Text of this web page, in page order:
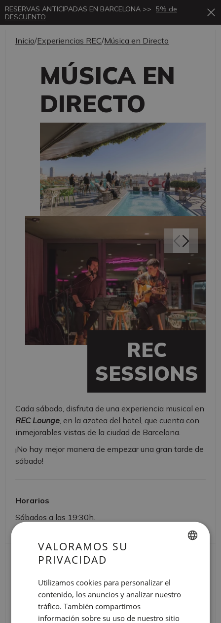
RESERVAS ANTICIPADAS EN BARCELONA >> 5% de
DESCUENTO
Inicio/Experiencias REC/Música en Directo
REC
SESSIONS
Cada sábado, disfruta de una experiencia musical en
REC Lounge, en la azotea del hotel, que cuenta con
inmejorables vistas de la ciudad de Barcelona.
¡No hay mejor manera de empezar una gran tarde de
sábado!
Horarios
Sábados a las 19:30h.
MÚSICA EN
DIRECTO
OTRAS
EXPERIENCIAS
CATALAN
VALORAMOS SU
PRIVACIDAD
Utilizamos cookies para personalizar el
contenido, los anuncios y analizar nuestro
tráfico. También compartimos
información sobre su uso de nuestro sitio